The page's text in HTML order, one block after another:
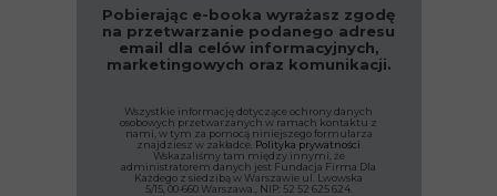
Wszystkie informację dotyczące ochrony danych
osobowych przetwarzanych w ramach kontaktu z
nami, w tym za pomocą niniejszego formularza
znajdziesz w zakładce. Polityka prywatności
Wskazaliśmy tam między innymi, że
administratorem danych jest Fundacja Firma Dla
Każdego z siedzibą w Warszawie ul. Lwowska
5/15, 00-660 Warszawa., NIP: 52 52 625 624.
Pobierając e-booka wyrażasz zgodę
na przetwarzanie podanego adresu
email dla celów informacyjnych,
marketingowych oraz komunikacji.